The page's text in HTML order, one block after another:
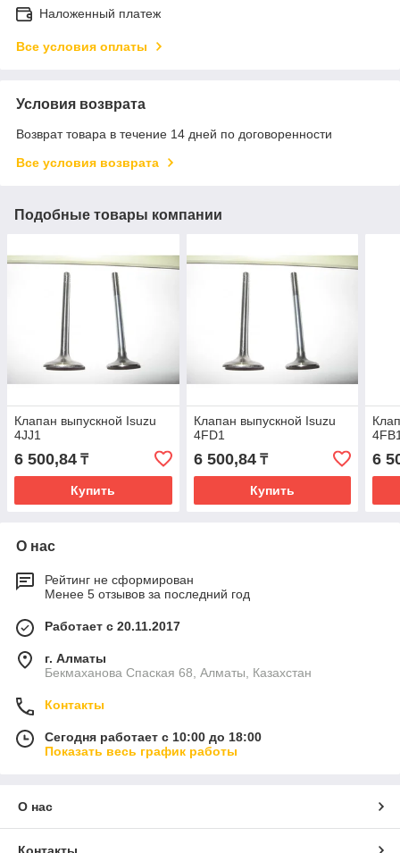
Наложенный платеж
Все условия оплаты
Условия возврата
Возврат товара в течение 14 дней по договоренности
Все условия возврата
Подобные товары компании
Клапан выпускной Isuzu
4JJ1
6 500,84 ₸
Купить
Клапан выпускной Isuzu
4FD1
6 500,84₸
Купить
6
О нас
Рейтинг не сформирован
Менее 5 отзывов за последний год
Работает с 20.11.2017
г. Алматы
Бекмаханова Спаская 68, Алматы, Казахстан
Контакты
Сегодня работает с 10:00 до 18:00
Показать весь график работы
О нас